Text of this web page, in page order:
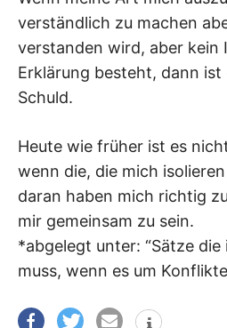
verständlich zu machen
verstanden wird, aber kein
Erklärung besteht, dann ist
Schuld.
Heute wie früher ist es
wenn die, die mich
daran haben mich richtig
mir gemeinsam zu sein.
*abgelegt unter: “Sätze
muss, wenn es um